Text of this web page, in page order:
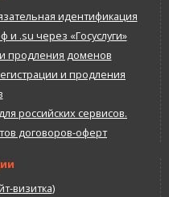
идентификация
.su через «Госуслуги»
продления доменов
и продления
российских сервисов.
договоров-оферт
визитка)